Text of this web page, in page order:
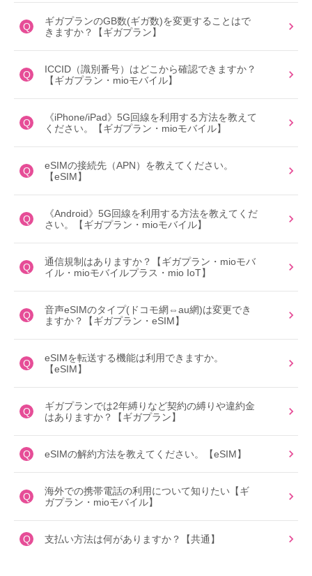
Q
ギガプランのGB数(ギガ数)を変更することはで
きますか？【ギガプラン】
Q
ICCID（識別番号）はどこから確認できますか？
【ギガプラン・mioモバイル】
Q
《iPhone/iPad》5G回線を利用する方法を教えて
ください。【ギガプラン・mioモバイル】
Q
eSIMの接続先（APN）を教えてください。
【eSIM】
Q
《Android》5G回線を利用する方法を教えてくだ
さい。【ギガプラン・mioモバイル】
Q
通信規制はありますか？【ギガプラン・mioモバ
イル・mioモバイルプラス・mio IoT】
Q
音声eSIMのタイプ(ドコモ網⇔au網)は変更でき
ますか？【ギガプラン・eSIM】
Q
eSIMを転送する機能は利用できますか。
【eSIM】
Q
ギガプランでは2年縛りなど契約の縛りや違約金
はありますか？【ギガプラン】
Q eSIMの解約方法を教えてください。【eSIM】
Q
海外での携帯電話の利用について知りたい【ギ
ガプラン・mioモバイル】
Q 支払い方法は何がありますか？【共通】